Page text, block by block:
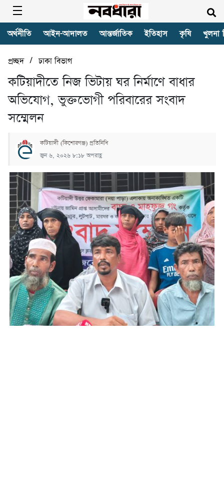
অর্থনীতি আইন-আদালত আন্তর্জাতিক ইতিহাস কৃষি খুলনা
প্রচ্ছদ/ঢাকা বিভাগ
কটিয়াদীতে নিজ ভিটায় ঘর নির্মাণে বাধার
অভিযোগ, ভুক্তভোগী পরিবারের সংবাদ
সম্মেলন
কটিয়াদী (কিশোরগঞ্জ) প্রতিনিধি
জুন ৬, ২০২৬ ৮:১৮ অপরাহ্ণ